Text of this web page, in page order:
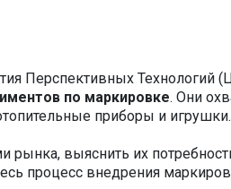
Перспективных Технологий
по маркировке. Они
приборы и игрушки.
рынка, выяснить их
процесс внедрения